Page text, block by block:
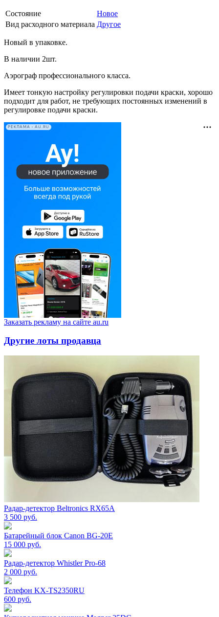
Состояние
Новое
Вид расходного материала Другое
Новый в упаковке.
В наличии 2шт.
Аэрограф профессионального класса.
Имеет тонкую настройку регулировки подачи краски, хорошо
подходит для работ, не требующих постоянных изменений в
регулировке подачи краски.
РЕКЛАМА • AU.RU
Заказать рекламу на сайте au.ru
Другие лоты продавца
Радар-детектор Beltronics RX65А
3 500 руб.
Батарейный блок Canon BG-20E
15 000 руб.
Радар-детектор Whistler Pro-68
2 000 руб.
Телефон KX-TS2350RU
600 руб.